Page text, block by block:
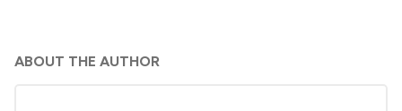
ABOUT THE AUTHOR